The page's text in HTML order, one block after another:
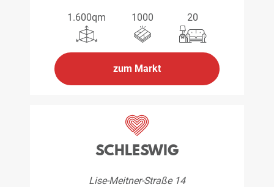
1.600qm 1000 20
zum Markt
SCHLESWIG
Lise-Meitner-Straße 14